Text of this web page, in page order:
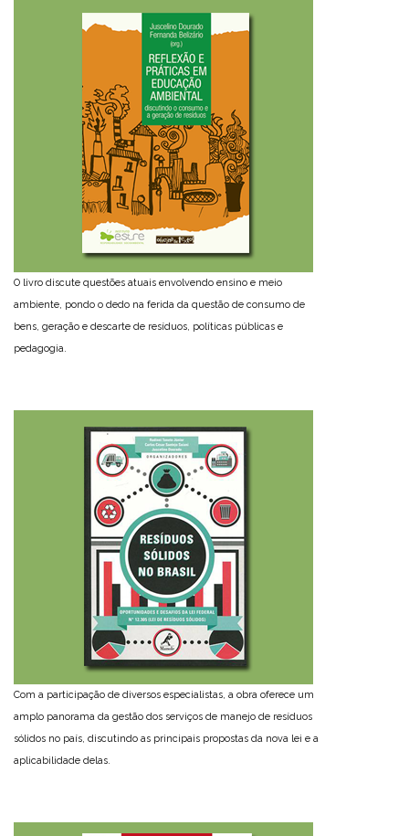
O livro discute questões atuais envolvendo ensino e meio
ambiente, pondo o dedo na ferida da questão de consumo de
bens, geração e descarte de resíduos, políticas públicas e
pedagogia.
Com a participação de diversos especialistas, a obra oferece um
amplo panorama da gestão dos serviços de manejo de resíduos
sólidos no país, discutindo as principais propostas da nova lei e a
aplicabilidade delas.